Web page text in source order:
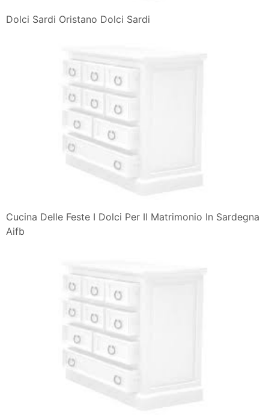
Dolci Sardi Oristano Dolci Sardi
Cucina Delle Feste I Dolci Per Il Matrimonio In Sardegna
Aifb